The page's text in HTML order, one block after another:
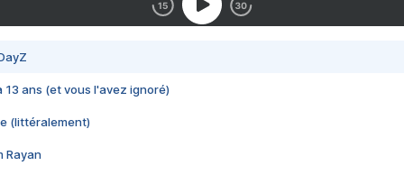
13 ans (et vous l'avez ignoré)
(littéralement)
Rayan